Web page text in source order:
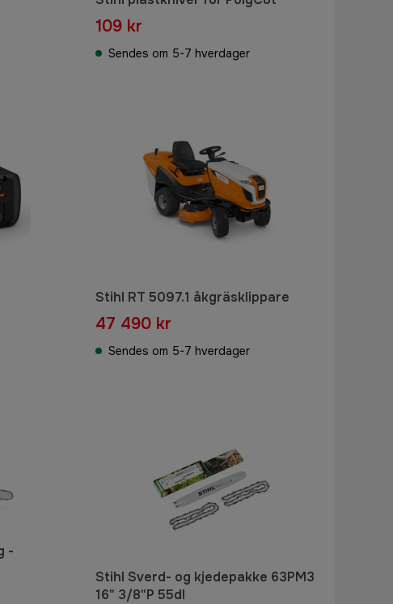
109 kr
Sendes om 5-7 hverdager
Stihl RT 5097.1 åkgräsklippare
47 490 kr
Sendes om 5-7 hverdager
-
Stihl Sverd- og kjedepakke 63PM3
16" 3/8"P 55dl